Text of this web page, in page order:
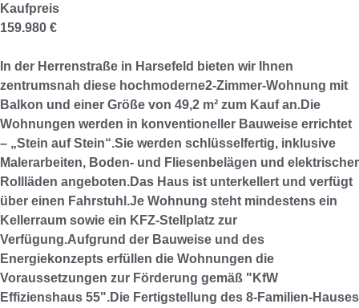
Kaufpreis
159.980 €
In der Herrenstraße in Harsefeld bieten wir Ihnen
zentrumsnah diese hochmoderne2-Zimmer-Wohnung mit
Balkon und einer Größe von 49,2 m² zum Kauf an.Die
Wohnungen werden in konventioneller Bauweise errichtet
– „Stein auf Stein“.Sie werden schlüsselfertig, inklusive
Malerarbeiten, Boden- und Fliesenbelägen und elektrischer
Rollläden angeboten.Das Haus ist unterkellert und verfügt
über einen Fahrstuhl.Je Wohnung steht mindestens ein
Kellerraum sowie ein KFZ-Stellplatz zur
Verfügung.Aufgrund der Bauweise und des
Energiekonzepts erfüllen die Wohnungen die
Voraussetzungen zur Förderung gemäß "KfW
Effizienshaus 55".Die Fertigstellung des 8-Familien-Hauses